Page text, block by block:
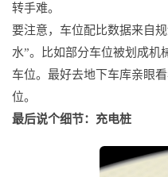
转手难。
要注意，车位配比数据来自
水”。比如部分车位被划成机
车位。最好去地下车库亲眼
位。
最后说个细节：充电桩